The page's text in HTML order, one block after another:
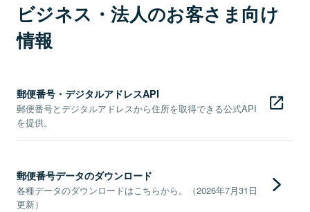
ビジネス・法人のお客さま向け
情報
郵便番号・デジタルアドレスAPI
郵便番号とデジタルアドレスから住所を取得できる公式API
を提供。
郵便番号データのダウンロード
各種データのダウンロードはこちらから。（2026年7月31日
更新）